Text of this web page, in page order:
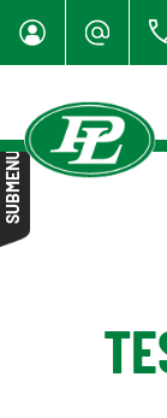
SUBMENU
Test Značka 3
Test Značka 4